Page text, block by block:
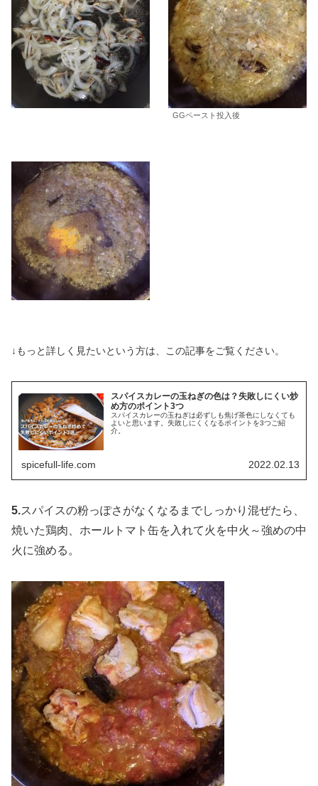
GGペースト投入後
↓もっと詳しく見たいという方は、この記事をご覧ください。
スパイスカレーの玉ねぎの色は？失敗しにくい炒
め方のポイント3つ
スパイスカレーの玉ねぎは必ずしも焦げ茶色にしなくても
よいと思います。失敗しにくくなるポイントを3つご紹
介。
spicefull-life.com 2022.02.13
5.スパイスの粉っぽさがなくなるまでしっかり混ぜたら、
焼いた鶏肉、ホールトマト缶を入れて火を中火～強めの中
火に強める。